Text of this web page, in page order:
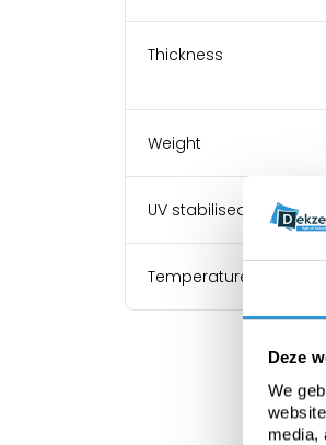
Deze
We
media,
Thickness
Weight
UV stabilised
Temperature resistance